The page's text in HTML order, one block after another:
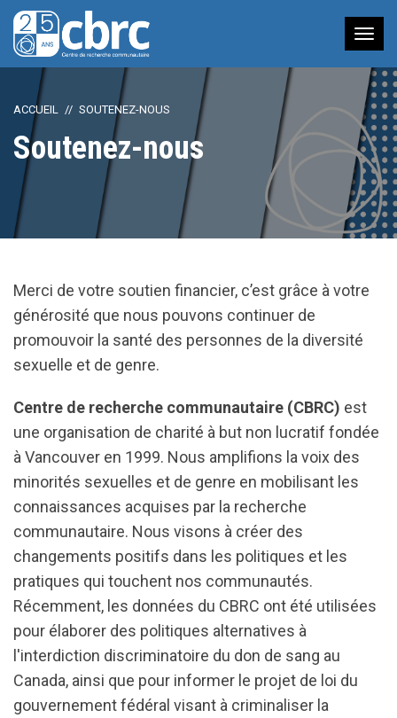
à
ACCUEIL SOUTENEZ-NOUS
Soutenez-nous
Merci de votre soutien financier, c’est grâce à votre
générosité que nous pouvons continuer de
promouvoir la santé des personnes de la diversité
sexuelle et de genre.
Centre de recherche communautaire (CBRC) est
une organisation de charité à but non lucratif fondée
à Vancouver en 1999. Nous amplifions la voix des
minorités sexuelles et de genre en mobilisant les
connaissances acquises par la recherche
communautaire. Nous visons à créer des
changements positifs dans les politiques et les
pratiques qui touchent nos communautés.
Récemment, les données du CBRC ont été utilisées
pour élaborer des politiques alternatives à
l'interdiction discriminatoire du don de sang au
Canada, ainsi que pour informer le projet de loi du
gouvernement fédéral visant à criminaliser la